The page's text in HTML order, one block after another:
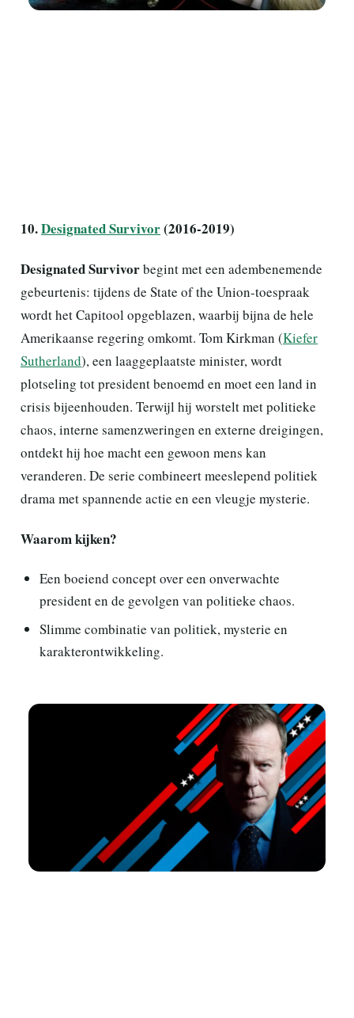
10.Designated Survivor(2016-2019)
Designated Survivorbegint met een adembenemende
gebeurtenis: tijdens de State of the Union-toespraak
wordt het Capitool opgeblazen, waarbij bijna de hele
Amerikaanse regering omkomt. Tom Kirkman (Kiefer
Sutherland), een laaggeplaatste minister, wordt
plotseling tot president benoemd en moet een land in
crisis bijeenhouden. Terwijl hij worstelt met politieke
chaos, interne samenzweringen en externe dreigingen,
ontdekt hij hoe macht een gewoon mens kan
veranderen. De serie combineert meeslepend politiek
drama met spannende actie en een vleugje mysterie.
Waarom kijken?
Een boeiend concept over een onverwachte
president en de gevolgen van politieke chaos.
Slimme combinatie van politiek, mysterie en
karakterontwikkeling.